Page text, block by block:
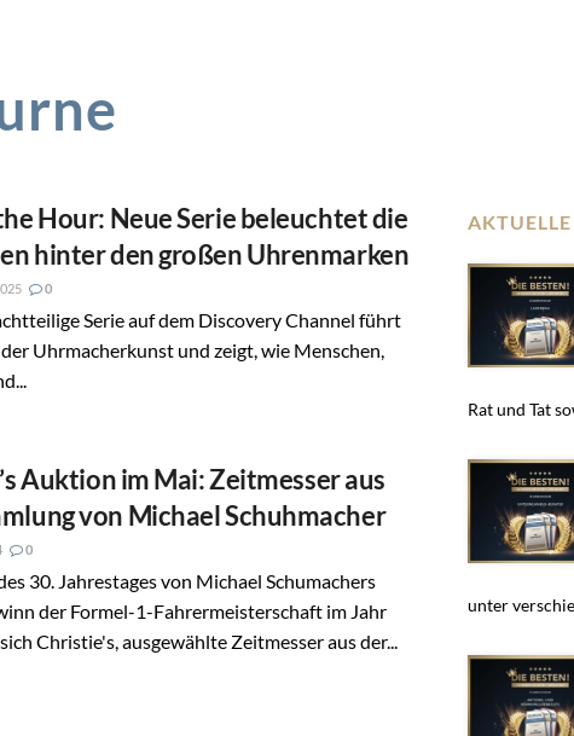
Hour: Neue Serie beleuchtet die
hinter den großen Uhrenmarken
0
Serie auf dem Discovery Channel führt
Uhrmacherkunst und zeigt, wie Menschen,
Auktion im Mai: Zeitmesser aus
von Michael Schuhmacher
0
30. Jahrestages von Michael Schumachers
der Formel-1-Fahrermeisterschaft im Jahr
Christie's, ausgewählte Zeitmesser aus der...
Rat und Tat
unter